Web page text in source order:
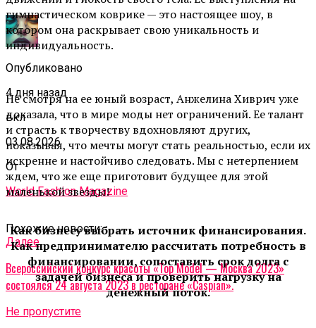
гимнастическом коврике — это настоящее шоу, в
котором она раскрывает свою уникальность и
индивидуальность.
Не смотря на ее юный возраст, Анжелина Хиврич уже
доказала, что в мире моды нет ограничений. Ее талант
и страсть к творчеству вдохновляют других,
показывая, что мечты могут стать реальностью, если их
искренне и настойчиво следовать. Мы с нетерпением
ждем, что же еще приготовит будущее для этой
маленькой звезды!
Похожие новости:
Далее
Всероссийский конкурс красоты «Top Model — Москва 2023»
состоялся 24 августа 2023 в ресторане «Caspian».
Не пропустите
Опубликовано
4 дня назад
вкл
03.08.2026
От
World Fashion Magazine
Как бизнесу выбрать источник финансирования.
Как предпринимателю рассчитать потребность в
финансировании, сопоставить срок долга с
задачей бизнеса и проверить нагрузку на
денежный поток.